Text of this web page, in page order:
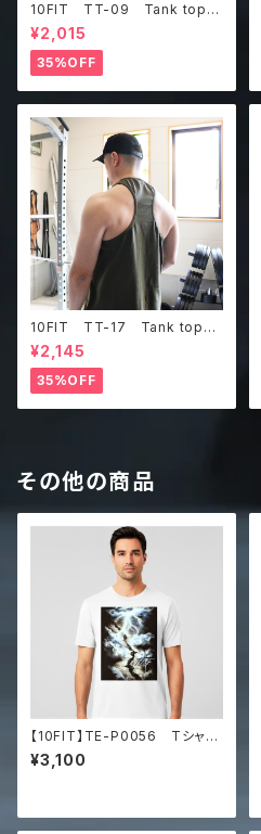
10FIT TT-09 Tank top
タンクトップ ジムウェア トレ
ーニング 筋トレ 紺
¥2,015
35%OFF
10FIT TT-17 Tank top
タンクトップ ジムウェア トレ
ーニング 筋トレ カーキ
¥2,145
35%OFF
その他の商品
【10FIT】TE-P0056 Tシャ
ツ トレーニング 筋トレ
¥3,100